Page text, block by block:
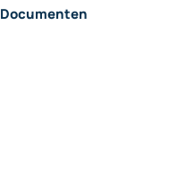
Documenten